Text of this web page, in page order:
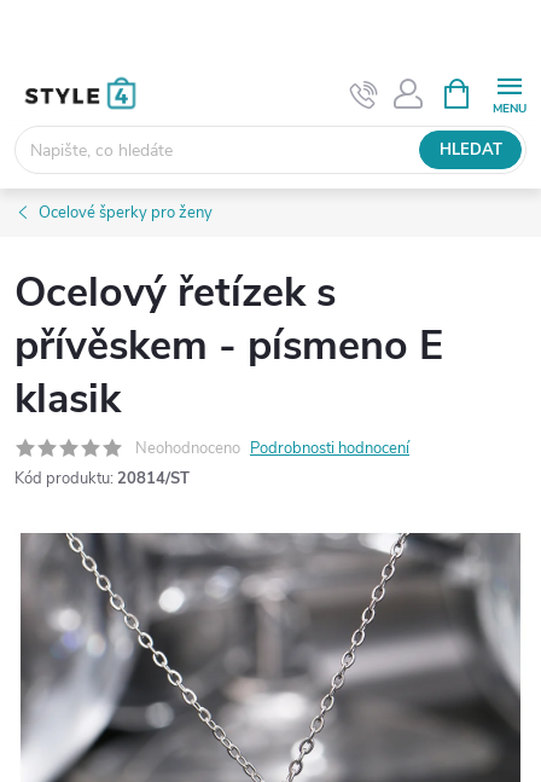
HLEDAT
NÁKUPNÍ
KOŠÍK
Ocelové šperky pro ženy
Ocelový řetízek s
přívěskem - písmeno E
klasik
Neohodnoceno Podrobnosti hodnocení
Kód produktu: 20814/ST